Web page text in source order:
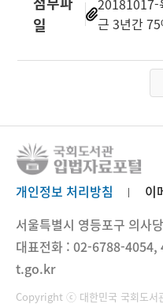
일
20181017-
근 3년간
개인정보 처리방침
이
서울특별시 영등포구 의사
대표전화 : 02-6788-
t.go.kr
Copyright ⓒ 대한민국 국회도